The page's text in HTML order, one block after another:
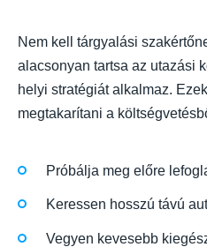
Nem kell tárgyalási
alacsonyan tartsa az utazási
helyi stratégiát alkalmaz.
megtakarítani a
Próbálja meg előre
Keressen hosszú távú
Vegyen kevesebb